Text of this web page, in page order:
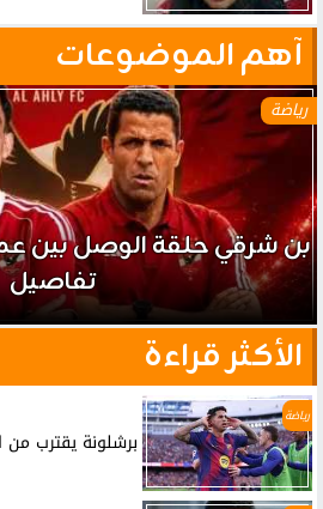
آهم الموضوعات
رياضة
بن شرقي حلقة الوصل بين
تفاصيل
الأكثر قراءة
رياضة
برشلونة يقترب من